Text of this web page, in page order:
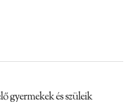
gyermekek és szüleik